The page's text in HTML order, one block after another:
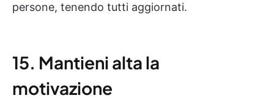
persone, tenendo tutti aggiornati.
15. Mantieni alta la
motivazione